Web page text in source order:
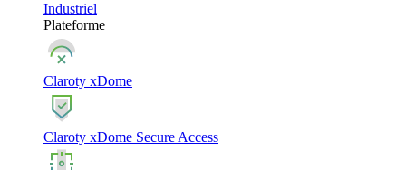
Industriel
Plateforme
Claroty xDome
Claroty xDome Secure Access